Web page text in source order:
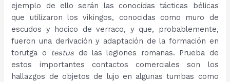
ejemplo de ello serán las conocidas tácticas bélicas
que utilizaron los vikingos, conocidas como muro de
escudos y hocico de verraco, y que, probablemente,
fueron una derivación y adaptación de la formación en
torutga o testus de las legiones romanas. Prueba de
estos importantes contactos comerciales son los
hallazgos de objetos de lujo en algunas tumbas como